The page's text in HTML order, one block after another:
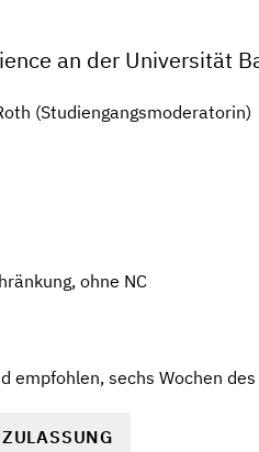
an der Universität
(Studiengangsmoderatorin)
ohne NC
empfohlen, sechs Wochen